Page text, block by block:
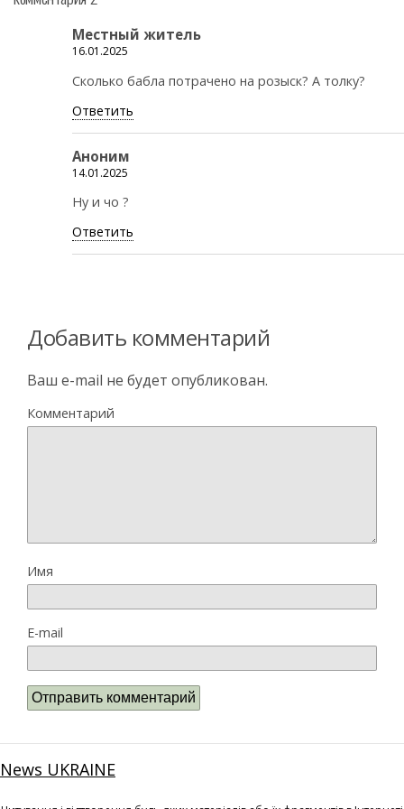
Местный житель
16.01.2025
Сколько бабла потрачено на розыск? А толку?
Ответить
Аноним
14.01.2025
Ну и чо ?
Ответить
Добавить комментарий
Ваш e-mail не будет опубликован.
Комментарий
Имя
E-mail
News UKRAINE